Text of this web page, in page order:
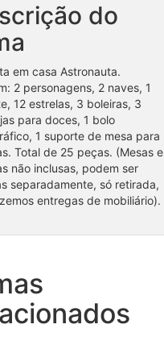
do
em casa Astronauta.
2 personagens, 2 naves, 1
12 estrelas, 3 boleiras, 3
para doces, 1 bolo
1 suporte de mesa para
Total de 25 peças. (Mesas e
não inclusas, podem ser
separadamente, só retirada,
entregas de mobiliário).
Safari / Arca de